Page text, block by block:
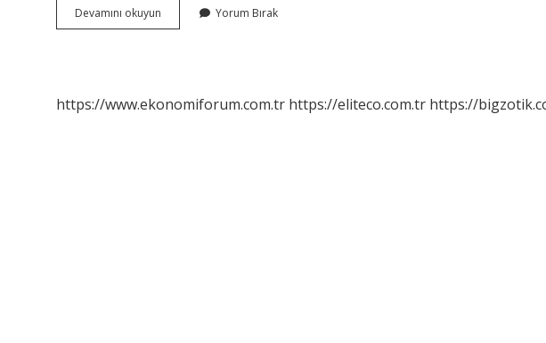
Devamını okuyun Bankadan
Pos
Yorum Bırak
https://www.ekonomiforum.com.tr https://eliteco.com.tr https://